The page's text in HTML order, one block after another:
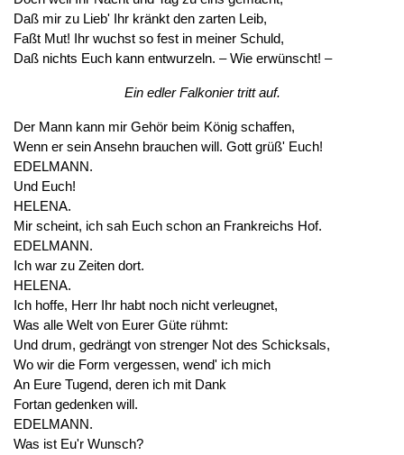
Daß mir zu Lieb' Ihr kränkt den zarten Leib,
Faßt Mut! Ihr wuchst so fest in meiner Schuld,
Daß nichts Euch kann entwurzeln. – Wie erwünscht! –
Ein edler Falkonier tritt auf.
Der Mann kann mir Gehör beim König schaffen,
Wenn er sein Ansehn brauchen will. Gott grüß' Euch!
EDELMANN.
Und Euch!
HELENA.
Mir scheint, ich sah Euch schon an Frankreichs Hof.
EDELMANN.
Ich war zu Zeiten dort.
HELENA.
Ich hoffe, Herr Ihr habt noch nicht verleugnet,
Was alle Welt von Eurer Güte rühmt:
Und drum, gedrängt von strenger Not des Schicksals,
Wo wir die Form vergessen, wend' ich mich
An Eure Tugend, deren ich mit Dank
Fortan gedenken will.
EDELMANN.
Was ist Eu'r Wunsch?